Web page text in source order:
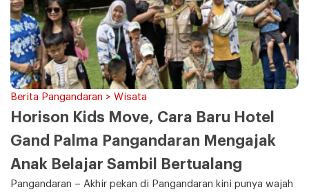
Berita Pangandaran > Wisata
Horison Kids Move, Cara Baru Hotel
Gand Palma Pangandaran Mengajak
Anak Belajar Sambil Bertualang
Pangandaran – Akhir pekan di Pangandaran kini punya wajah